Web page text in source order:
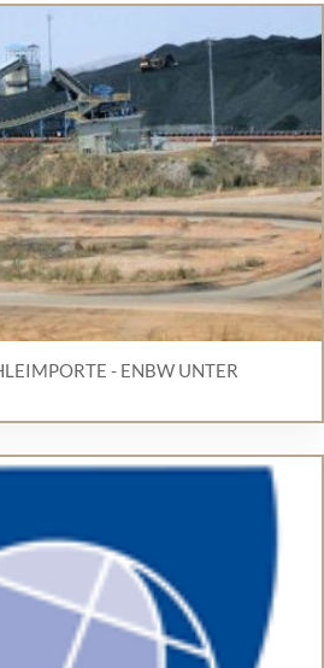
- ENBW UNTER